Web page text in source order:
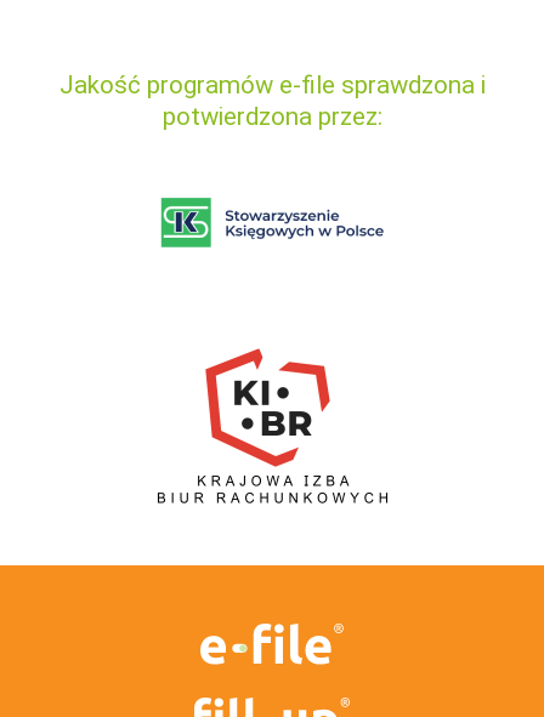
Jakość programów e-file sprawdzona i
potwierdzona przez: